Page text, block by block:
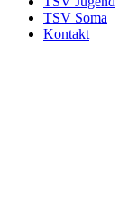
TSV Soma
Kontakt